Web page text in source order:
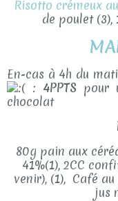
Risotto crémeux
de poulet
En-cas à 4h du
: 4PPTS pour
chocolat
80g pain aux
41%(1), 2CC
venir), (1), Café
jus